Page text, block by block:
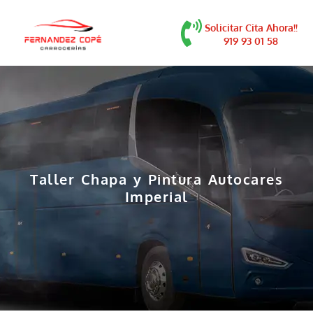
Solicitar Cita Ahora!!
919 93 01 58
Taller Chapa y Pintura Autocares
Imperial